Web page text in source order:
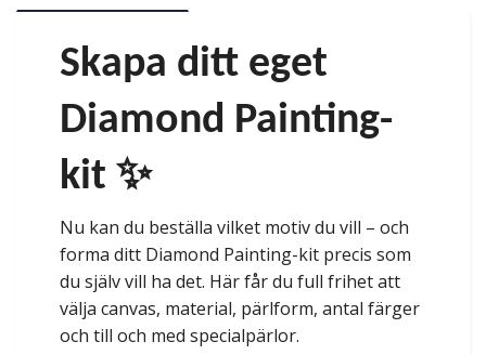
Skapa ditt eget
Diamond Painting-
kit ✨
Nu kan du beställa vilket motiv du vill – och
forma ditt Diamond Painting-kit precis som
du själv vill ha det. Här får du full frihet att
välja canvas, material, pärlform, antal färger
och till och med specialpärlor.